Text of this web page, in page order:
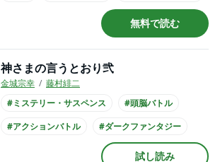
#実写化
無料で読む
神さまの言うとおり弐
金城宗幸
藤村緋二
#ミステリー・サスペンス
#頭脳バトル
#アクションバトル
#ダークファンタジー
#デスゲーム
#学園
試し読み